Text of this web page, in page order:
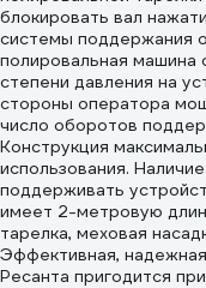
блокировать вал
системы поддержания
полировальная машина
степени давления на
стороны оператора
число оборотов
Конструкция
использования.
поддерживать
имеет 2-метровую
тарелка, меховая
Эффективная,
Ресанта пригодится